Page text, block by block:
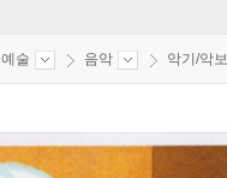
예술 음악 악기/악